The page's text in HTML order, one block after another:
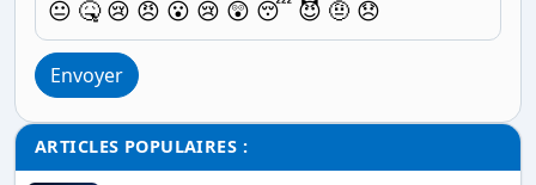
😐 🤒 😢 😠 😮 😢 😲 😴 😈 🤨 😞
Envoyer
ARTICLES POPULAIRES :